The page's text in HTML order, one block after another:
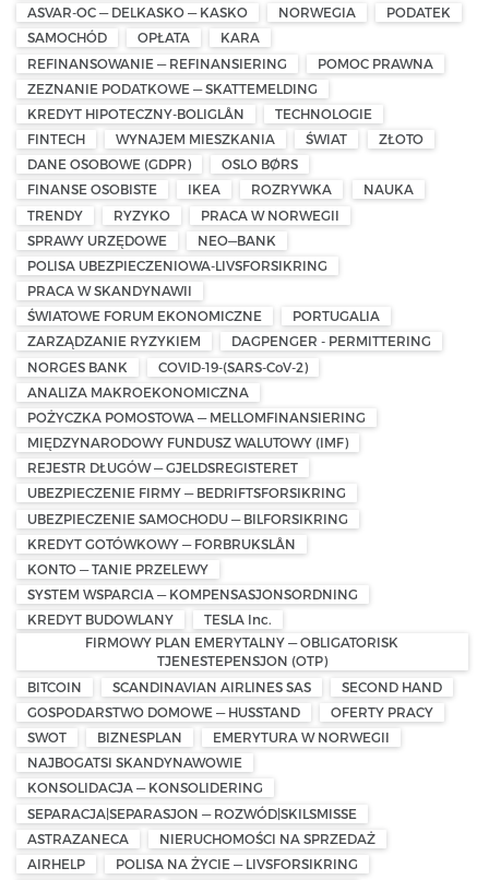
ASVAR-OC — DELKASKO — KASKO
NORWEGIA
PODATEK
SAMOCHÓD
OPŁATA
KARA
REFINANSOWANIE — REFINANSIERING
POMOC PRAWNA
ZEZNANIE PODATKOWE — SKATTEMELDING
KREDYT HIPOTECZNY-BOLIGLÅN
TECHNOLOGIE
FINTECH
WYNAJEM MIESZKANIA ŚWIAT
ZŁOTO
DANE OSOBOWE (GDPR)
OSLO BØRS
FINANSE OSOBISTE
IKEA ROZRYWKA
NAUKA
TRENDY
RYZYKO
PRACA W NORWEGII
SPRAWY URZĘDOWE
NEO—BANK
POLISA UBEZPIECZENIOWA-LIVSFORSIKRING
PRACA W SKANDYNAWII
ŚWIATOWE FORUM EKONOMICZNE
PORTUGALIA
ZARZĄDZANIE RYZYKIEM
DAGPENGER - PERMITTERING
NORGES BANK
COVID-19-(SARS-CoV-2)
ANALIZA MAKROEKONOMICZNA
POŻYCZKA POMOSTOWA — MELLOMFINANSIERING
MIĘDZYNARODOWY FUNDUSZ WALUTOWY (IMF)
REJESTR DŁUGÓW — GJELDSREGISTERET
UBEZPIECZENIE FIRMY — BEDRIFTSFORSIKRING
UBEZPIECZENIE SAMOCHODU — BILFORSIKRING
KREDYT GOTÓWKOWY — FORBRUKSLÅN
KONTO — TANIE PRZELEWY
SYSTEM WSPARCIA — KOMPENSASJONSORDNING
KREDYT BUDOWLANY
TESLA Inc.
FIRMOWY PLAN EMERYTALNY — OBLIGATORISK
TJENESTEPENSJON (OTP)
BITCOIN
SCANDINAVIAN AIRLINES SAS
SECOND HAND
GOSPODARSTWO DOMOWE — HUSSTAND
OFERTY PRACY
SWOT
BIZNESPLAN
EMERYTURA W NORWEGII
NAJBOGATSI SKANDYNAWOWIE
KONSOLIDACJA — KONSOLIDERING
SEPARACJA|SEPARASJON — ROZWÓD|SKILSMISSE
ASTRAZANECA
NIERUCHOMOŚCI NA SPRZEDAŻ
AIRHELP
POLISA NA ŻYCIE — LIVSFORSIKRING